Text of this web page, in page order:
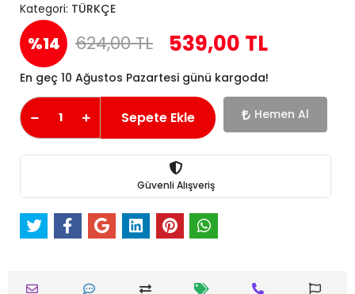
Kategori: TÜRKÇE
%14 624,00 TL 539,00 TL
En geç 10 Ağustos Pazartesi günü kargoda!
Sepete Ekle Hemen Al
Güvenli Alışveriş